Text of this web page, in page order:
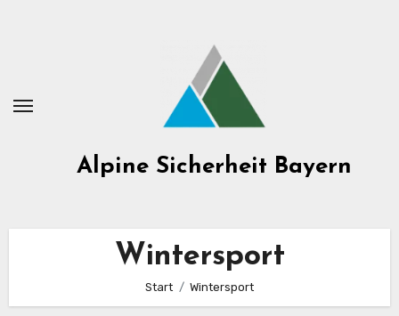
Alpine Sicherheit Bayern
Wintersport
Start Wintersport